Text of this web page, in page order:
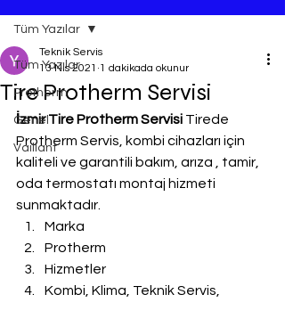
Tüm Yazılar
Protherm
Genel
Vaillant
Tüm Yazılar
Tire Protherm Servisi
Teknik Servis
13 Nis 2021 1 dakikada okunur
İzmir Tire Protherm Servisi Tirede
Protherm Servis, kombi cihazları için
kaliteli ve garantili bakım, arıza , tamir,
oda termostatı montaj hizmeti
sunmaktadır.
Marka
Protherm
Hizmetler
Kombi, Klima, Teknik Servis,